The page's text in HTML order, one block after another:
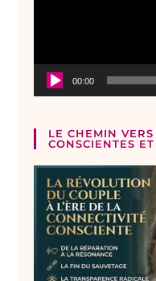
00:00
LE CHEMIN
CONSCIENTES